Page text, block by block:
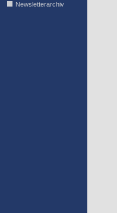
Newsletterarchiv